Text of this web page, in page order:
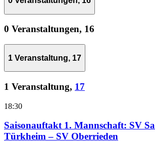
0 Veranstaltungen, 16
1 Veranstaltung, 17
1 Veranstaltung, 17
18:30
Saisonauftakt 1. Mannschaft: SV
Türkheim – SV Oberrieden